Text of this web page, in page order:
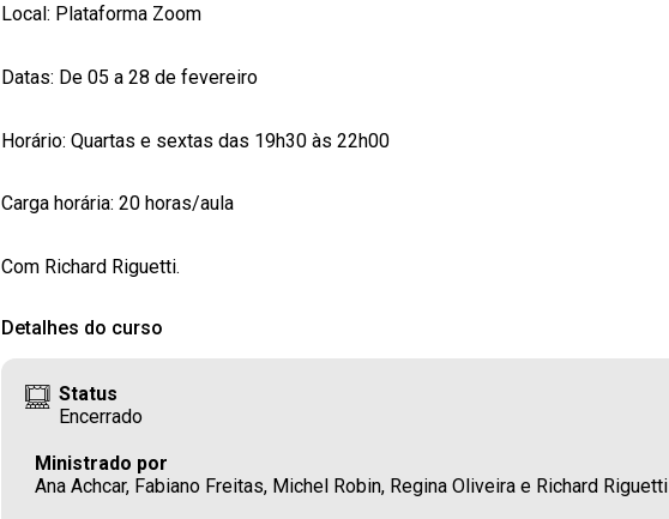
Local: Plataforma Zoom
Datas: De 05 a 28 de fevereiro
Horário: Quartas e sextas das 19h30 às 22h00
Carga horária: 20 horas/aula
Com Richard Riguetti.
Detalhes do curso
Status
Encerrado
Ministrado por
Ana Achcar, Fabiano Freitas, Michel Robin, Regina Oliveira e Richard Riguetti